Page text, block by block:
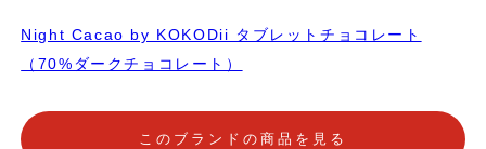
Night Cacao by KOKODii タブレットチョコレート
（70%ダークチョコレート）
このブランドの商品を見る